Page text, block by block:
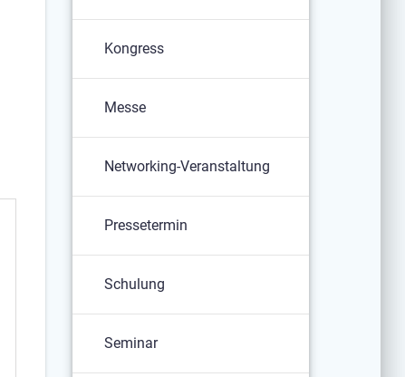
Kongress
Messe
Networking-Veranstaltung
Pressetermin
Schulung
Seminar